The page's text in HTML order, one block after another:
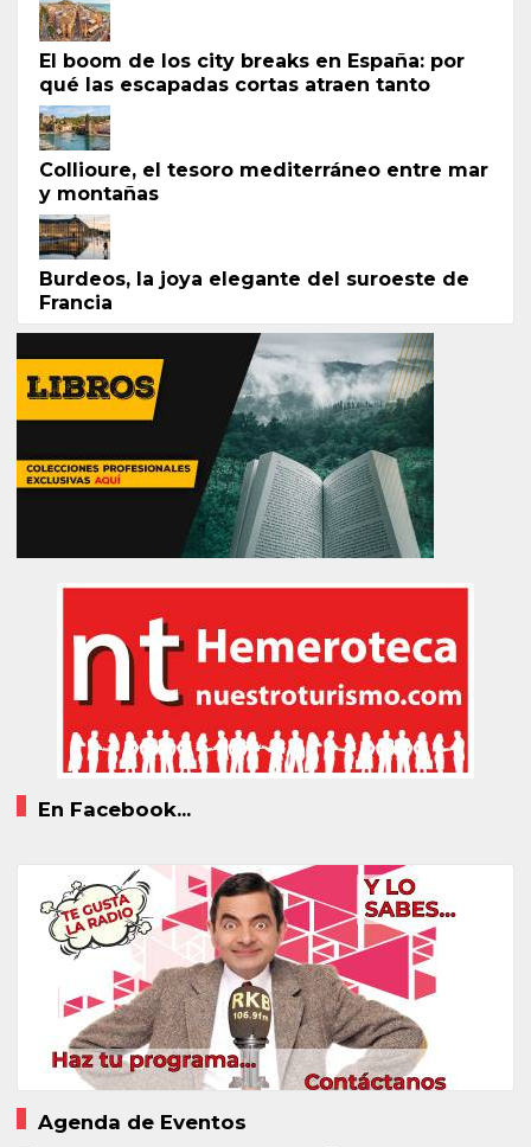
El boom de los city breaks en España: por
qué las escapadas cortas atraen tanto
Collioure, el tesoro mediterráneo entre mar
y montañas
Burdeos, la joya elegante del suroeste de
Francia
En Facebook...
Agenda de Eventos